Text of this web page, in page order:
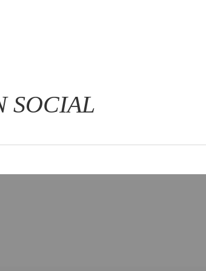
SOCIAL